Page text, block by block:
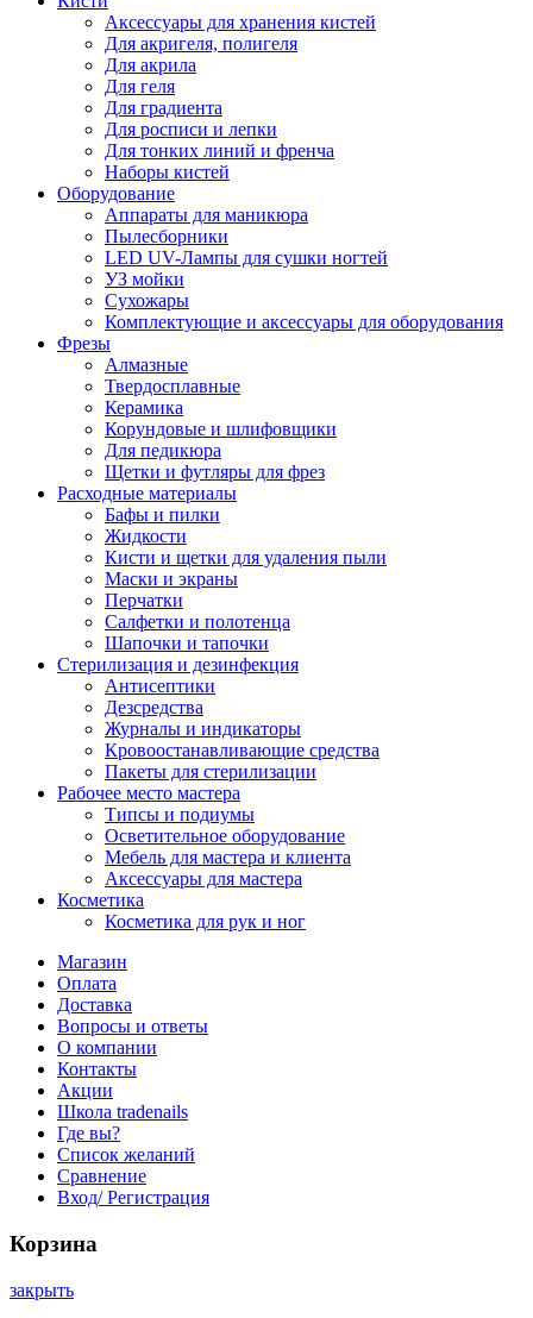
Аксессуары для хранения кистей
Для акригеля, полигеля
Для акрила
Для геля
Для градиента
Для росписи и лепки
Для тонких линий и френча
Наборы кистей
Оборудование
Аппараты для маникюра
Пылесборники
LED UV-Лампы для сушки ногтей
УЗ мойки
Сухожары
Комплектующие и аксессуары для оборудования
Фрезы
Алмазные
Твердосплавные
Керамика
Корундовые и шлифовщики
Для педикюра
Щетки и футляры для фрез
Расходные материалы
Бафы и пилки
Жидкости
Кисти и щетки для удаления пыли
Маски и экраны
Перчатки
Салфетки и полотенца
Шапочки и тапочки
Стерилизация и дезинфекция
Антисептики
Дезсредства
Журналы и индикаторы
Кровоостанавливающие средства
Пакеты для стерилизации
Рабочее место мастера
Типсы и подиумы
Осветительное оборудование
Мебель для мастера и клиента
Аксессуары для мастера
Косметика
Косметика для рук и ног
Магазин
Оплата
Доставка
Вопросы и ответы
О компании
Контакты
Акции
Школа tradenails
Где вы?
Список желаний
Сравнение
Вход/ Регистрация
Корзина
закрыть